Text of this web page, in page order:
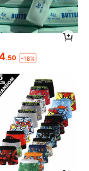
.50 -18%